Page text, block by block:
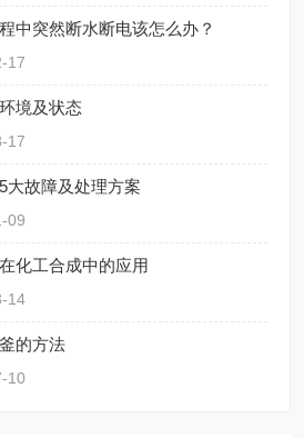
中突然断水断电该怎么办？
17
境及状态
17
大故障及处理方案
09
化工合成中的应用
14
的方法
10